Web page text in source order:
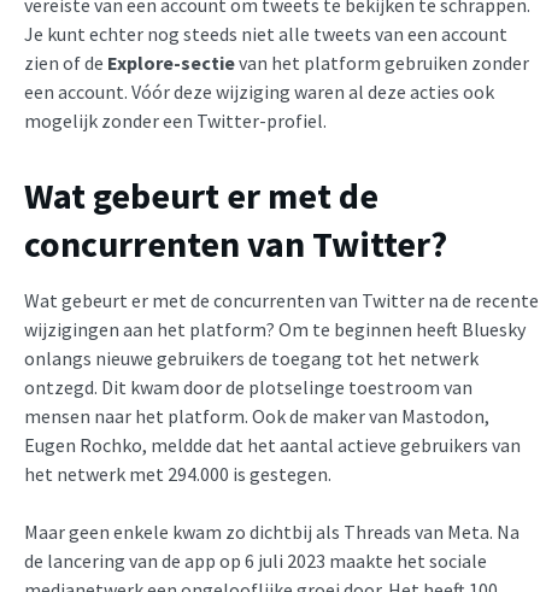
Je kunt echter nog steeds niet alle tweets van een account
zien of de Explore-sectievan het platform gebruiken zonder
een account. Vóór deze wijziging waren al deze acties ook
mogelijk zonder een Twitter-profiel.
Wat gebeurt er met de
concurrenten van Twitter?
Wat gebeurt er met de concurrenten van Twitter na de recente
wijzigingen aan het platform? Om te beginnen heeft Bluesky
onlangs nieuwe gebruikers de toegang tot het netwerk
ontzegd. Dit kwam door de plotselinge toestroom van
mensen naar het platform. Ook de maker van Mastodon,
Eugen Rochko, meldde dat het aantal actieve gebruikers van
het netwerk met 294.000 is gestegen.
Maar geen enkele kwam zo dichtbij als Threads van Meta. Na
de lancering van de app op 6 juli 2023 maakte het sociale